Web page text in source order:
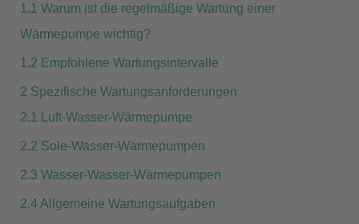
1.1 Warum ist die regelmäßige Wartung einer
Wärmepumpe wichtig?
1.2 Empfohlene Wartungsintervalle
2 Spezifische Wartungsanforderungen
2.1
Luft-Wasser-Wärmepumpe
2.2 Sole-Wasser-Wärmepumpen
2.3 Wasser-Wasser-Wärmepumpen
2.4Allgemeine Wartungsaufgaben